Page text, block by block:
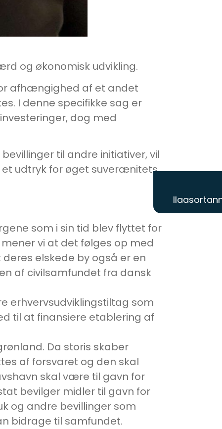
og økonomisk udvikling.
afhængighed af et andet
I denne specifikke sag er
dog med
til andre initiativer, vil
et udtryk for øget suverænitets
som i sin tid blev flyttet for
vi at det følges op med
elskede by også er en
af civilsamfundet fra dansk
erhvervsudviklingstiltag som
til at finansiere etablering af
Da storis skaber
af forsvaret og den skal
skal være til gavn for
bevilger midler til gavn for
og andre bevillinger som
bidrage til samfundet.